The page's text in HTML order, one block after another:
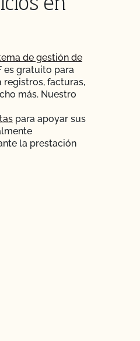
en
de gestión de
es gratuito para
facturas,
más. Nuestro
para apoyar sus
la prestación